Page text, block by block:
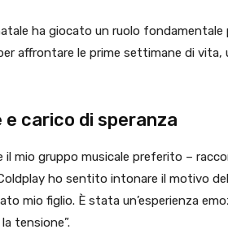
ha giocato un ruolo fondamentale
affrontare le prime settimane di vita,
carico di speranza
il mio gruppo musicale preferito –
ho sentito intonare il motivo del
mio figlio. È stata un’esperienza
tensione”.